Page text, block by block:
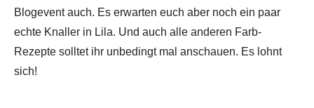
Blogevent auch. Es erwarten euch aber noch ein paar
echte Knaller in Lila. Und auch alle anderen Farb-
Rezepte solltet ihr unbedingt mal anschauen. Es lohnt
sich!